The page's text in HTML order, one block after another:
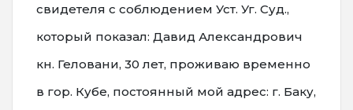
свидетеля с соблюдением Уст. Уг. Суд.,
который показал: Давид Александрович
кн. Геловани, 30 лет, проживаю временно
в гор. Кубе, постоянный мой адрес: г. Баку,